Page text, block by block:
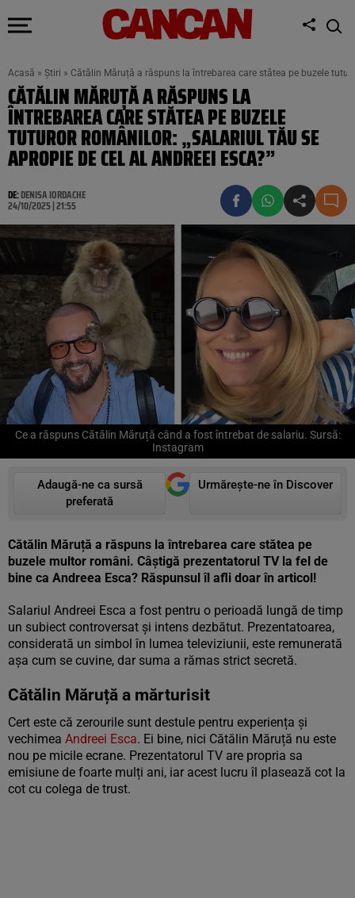
Acasă » Știri » Cătălin Măruță a răspuns la întrebarea care stătea pe buzele
CĂTĂLIN MĂRUȚĂ A RĂSPUNS LA
ÎNTREBAREA CARE STĂTEA PE BUZELE
TUTUROR ROMÂNILOR: „SALARIUL TĂU SE
APROPIE DE CEL AL ANDREEI ESCA?”
DE:DENISA IORDACHE
24/10/2025 | 21:55
Ce a răspuns Cătălin Măruță când a fost întrebat de salariu. Sursă:
Instagram
Adaugă-ne ca sursă
preferată
Urmărește-ne în Discover
Cătălin Măruță a răspuns la întrebarea care stătea pe
buzele multor români. Câștigă prezentatorul TV la fel de
bine ca Andreea Esca? Răspunsul îl afli doar în articol!
Salariul Andreei Esca a fost pentru o perioadă lungă de timp
un subiect controversat și intens dezbătut. Prezentatoarea,
considerată un simbol în lumea televiziunii, este remunerată
așa cum se cuvine, dar suma a rămas strict secretă.
Cătălin Măruță a mărturisit
Cert este că zerourile sunt destule pentru experiența și
vechimea Andreei Esca. Ei bine, nici Cătălin Măruță nu este
nou pe micile ecrane. Prezentatorul TV are propria sa
emisiune de foarte mulți ani, iar acest lucru îl plasează cot la
cot cu colega de trust.